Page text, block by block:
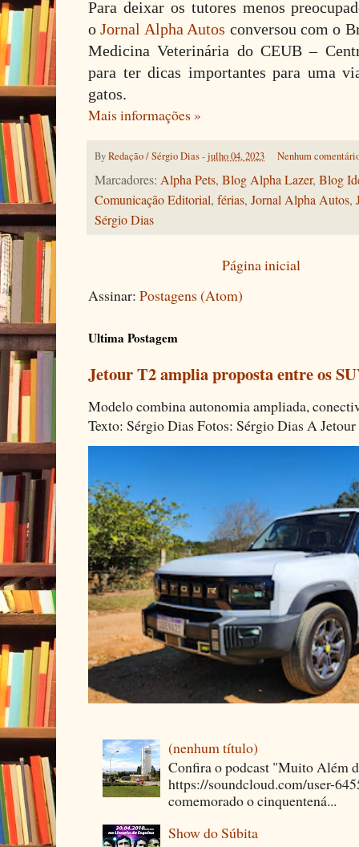
Para deixar os tutores menos
oJornal Alpha Autos conversou com o
Medicina Veterinária do CEUB –
para ter dicas importantes para uma
gatos.
Mais informações »
ByRedação / Sérgio Dias-julho 04, 2023 Nenhum
Marcadores: Alpha Pets, Blog Alpha Lazer, Blog
Comunicação Editorial, férias, Jornal Alpha Autos,
Sérgio Dias
Página inicial
Assinar: Postagens (Atom)
Ultima Postagem
Jetour T2 amplia proposta entre os
Modelo combina autonomia ampliada,
Texto: Sérgio Dias Fotos: Sérgio Dias A
(nenhum título)
Confira o podcast "Muito Além
https://soundcloud.com/user-
comemorado o cinquentená...
Show do Súbita